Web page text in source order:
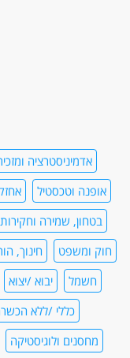
אדמיניסטרציה
אופנה וטכסטיל
בטחון, שמירה וחקירות
חוק ומשפט
חינוך,
חשמל
יבוא /יצוא
כללי /ללא
מחסנים ולוגיסטיקה